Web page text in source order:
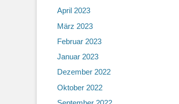
April 2023
März 2023
Februar 2023
Januar 2023
Dezember 2022
Oktober 2022